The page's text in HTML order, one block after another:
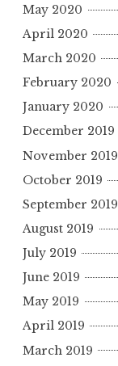
May 2020
April 2020
March 2020
February 2020
January 2020
December 2019
November 2019
October 2019
September 2019
August 2019
July 2019
June 2019
May 2019
April 2019
March 2019